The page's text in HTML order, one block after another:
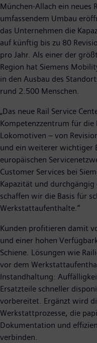
München-Allach ein neues
umfassendem Umbau
das Unternehmen die
auf künftig bis zu 80
pro Jahr. Als einer der
Region hat Siemens
in den Ausbau des
rund 2.500 Menschen.
„Das neue Rail Service
Kompetenzzentrum für
Lokomotiven – von
und ein weiterer wichtiger
europäischen
Customer Services bei
Kapazität und
schaffen wir die Basis für
Werkstattaufenthalte.“
Kunden profitieren damit
und einer hohen
Schiene. Lösungen wie
vor dem
Instandhaltung:
Ersatzteile schneller
vorbereitet. Ergänzt wird
Werkstattprozesse, die
Dokumentation und
verbinden.